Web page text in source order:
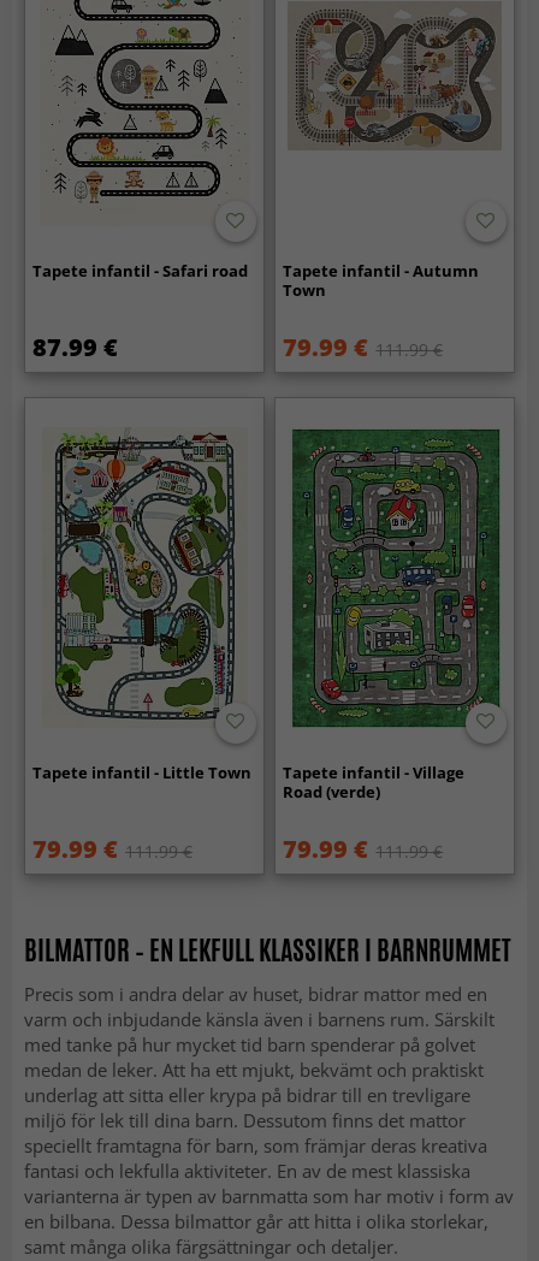
Tapete infantil - Safari road
87.99 €
Tapete infantil - Autumn
Town
79.99 € 111.99 €
Tapete infantil - Little Town
79.99 € 111.99 €
Tapete infantil - Village
Road (verde)
79.99 € 111.99 €
BILMATTOR – EN LEKFULL KLASSIKER I BARNRUMMET
Precis som i andra delar av huset, bidrar mattor med en
varm och inbjudande känsla även i barnens rum. Särskilt
med tanke på hur mycket tid barn spenderar på golvet
medan de leker. Att ha ett mjukt, bekvämt och praktiskt
underlag att sitta eller krypa på bidrar till en trevligare
miljö för lek till dina barn. Dessutom finns det mattor
speciellt framtagna för barn, som främjar deras kreativa
fantasi och lekfulla aktiviteter. En av de mest klassiska
varianterna är typen av barnmatta som har motiv i form av
en bilbana. Dessa bilmattor går att hitta i olika storlekar,
samt många olika färgsättningar och detaljer.